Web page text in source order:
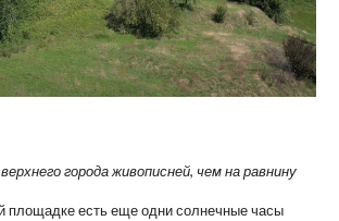
города живописней, чем на равнину
площадке есть еще одни солнечные часы